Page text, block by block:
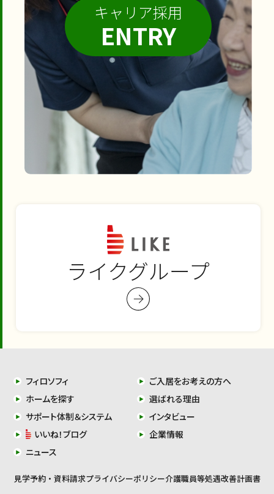
キャリア採用
ENTRY
ライクグループ
フィロソフィ
ご入居をお考えの方へ
ホームを探す
選ばれる理由
サポート体制＆システム
インタビュー
いいね！ブログ
企業情報
ニュース
見学予約・資料請求プライバシーポリシー介護職員等処遇改善計画書